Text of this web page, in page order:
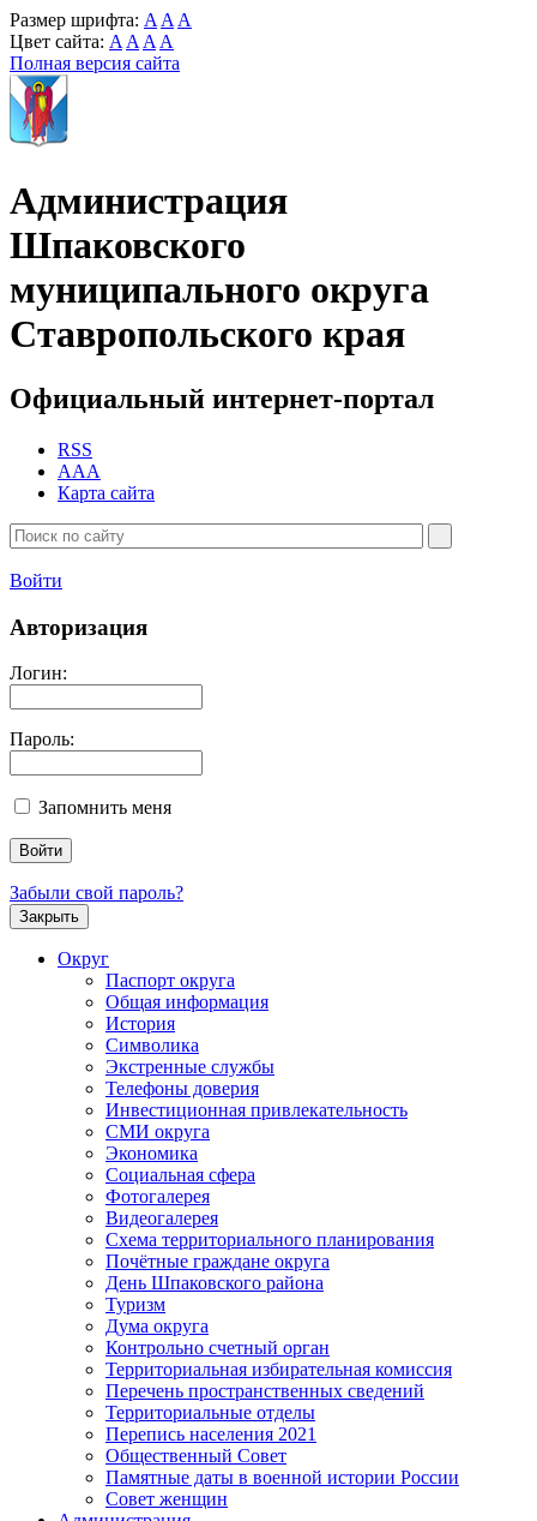
Размер шрифта: A A A
Цвет сайта: A A A A
Полная версия сайта
Администрация
Шпаковского
муниципального округа
Ставропольского края
Официальный интернет-портал
RSS
AAA
Карта сайта
Войти
Авторизация
Логин:
Пароль:
Запомнить меня
Забыли свой пароль?
Закрыть
Округ
Паспорт округа
Общая информация
История
Символика
Экстренные службы
Телефоны доверия
Инвестиционная привлекательность
СМИ округа
Экономика
Социальная сфера
Фотогалерея
Видеогалерея
Схема территориального планирования
Почётные граждане округа
День Шпаковского района
Туризм
Дума округа
Контрольно счетный орган
Территориальная избирательная комиссия
Перечень пространственных сведений
Территориальные отделы
Перепись населения 2021
Общественный Совет
Памятные даты в военной истории России
Совет женщин